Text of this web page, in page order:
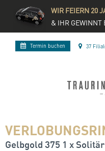
WIR FEIERN 20
& IHR GEWINNT
Termin buchen 37
Gelbgold 375 1 x